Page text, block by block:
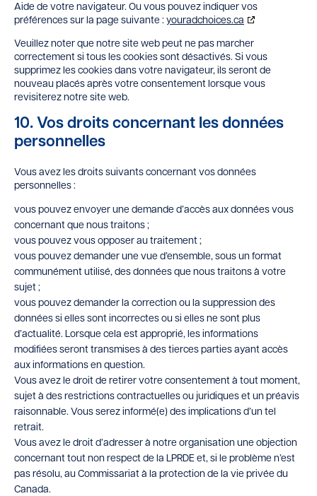
Aide de votre navigateur. Ou vous pouvez indiquer vos
préférences sur la page suivante : youradchoices.ca
Veuillez noter que notre site web peut ne pas marcher
correctement si tous les cookies sont désactivés. Si vous
supprimez les cookies dans votre navigateur, ils seront de
nouveau placés après votre consentement lorsque vous
revisiterez notre site web.
10. Vos droits concernant les données
personnelles
Vous avez les droits suivants concernant vos données
personnelles :
vous pouvez envoyer une demande d’accès aux données vous
concernant que nous traitons ;
vous pouvez vous opposer au traitement ;
vous pouvez demander une vue d’ensemble, sous un format
communément utilisé, des données que nous traitons à votre
sujet ;
vous pouvez demander la correction ou la suppression des
données si elles sont incorrectes ou si elles ne sont plus
d’actualité. Lorsque cela est approprié, les informations
modifiées seront transmises à des tierces parties ayant accès
aux informations en question.
Vous avez le droit de retirer votre consentement à tout moment,
sujet à des restrictions contractuelles ou juridiques et un préavis
raisonnable. Vous serez informé(e) des implications d’un tel
retrait.
Vous avez le droit d’adresser à notre organisation une objection
concernant tout non respect de la LPRDE et, si le problème n’est
pas résolu, au Commissariat à la protection de la vie privée du
Canada.